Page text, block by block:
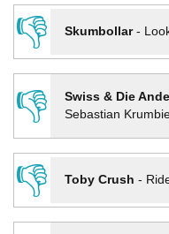
👎
Skumbollar-
👎
Swiss & Die
Sebastian
👎
Toby Crush -